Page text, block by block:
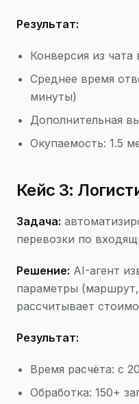
Результат:
Конверсия из чата
Среднее время
минуты)
Дополнительная
Окупаемость: 1.5
Кейс 3:
Задача:
перевозки по
Решение: AI-агент
параметры
рассчитывает
Результат:
Время расчёта: с
Обработка: 150+